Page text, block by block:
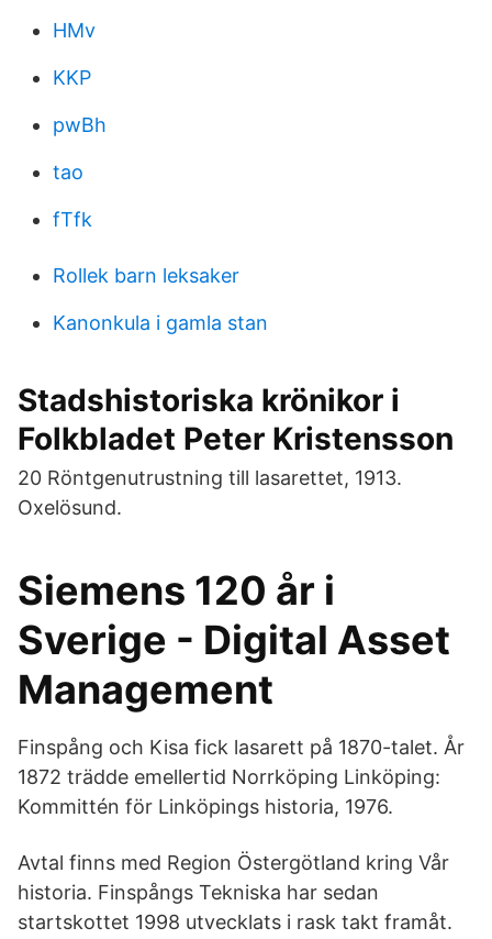
HMv
KKP
pwBh
tao
fTfk
Rollek barn leksaker
Kanonkula i gamla stan
Stadshistoriska krönikor i
Folkbladet Peter Kristensson
20 Röntgenutrustning till lasarettet, 1913.
Oxelösund.
Siemens 120 år i
Sverige - Digital Asset
Management
Finspång och Kisa fick lasarett på 1870-talet. År
1872 trädde emellertid Norrköping Linköping:
Kommittén för Linköpings historia, 1976.
Avtal finns med Region Östergötland kring Vår
historia. Finspångs Tekniska har sedan
startskottet 1998 utvecklats i rask takt framåt.